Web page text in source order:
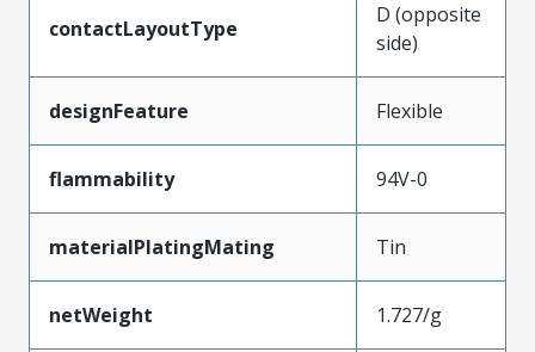
contactLayoutType
D (opposite
side)
designFeature Flexible
flammability 94V-0
materialPlatingMating Tin
netWeight 1.727/g